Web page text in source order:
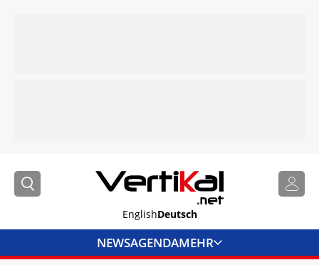
EnglishDeutsch
NEWSAGENDAMEHR